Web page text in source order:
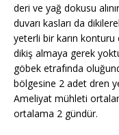
deri ve yağ dokusu
duvarı kasları da
yeterli bir karın konturu
dikiş almaya gerek
göbek etrafında
bölgesine 2 adet dren
Ameliyat mühleti
ortalama 2 gündür.